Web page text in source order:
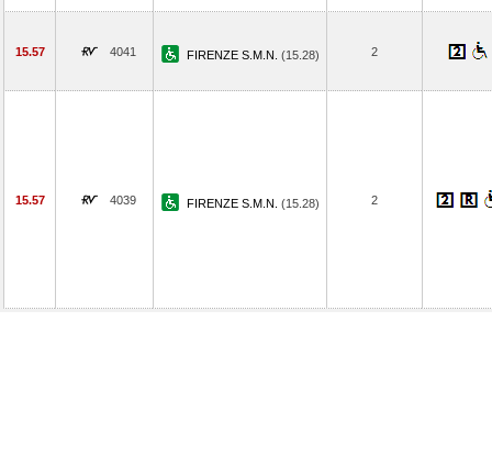
15.57 4041 FIRENZE S.M.N. (15.28) 2
15.57 4039 FIRENZE S.M.N. (15.28) 2